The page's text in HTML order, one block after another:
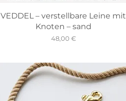
VEDDEL – verstellbare Leine mit
Knoten – sand
Preis
48,00 €